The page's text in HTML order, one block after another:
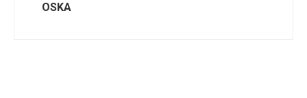
OSKA